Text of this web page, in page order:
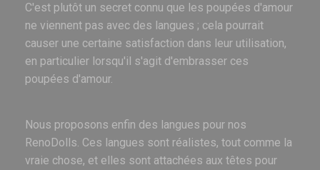
C'est plutôt un secret connu que les poupées d'amour
ne viennent pas avec des langues ; cela pourrait
causer une certaine satisfaction dans leur utilisation,
en particulier lorsqu'il s'agit d'embrasser ces
poupées d'amour.
Nous proposons enfin des langues pour nos
RenoDolls. Ces langues sont réalistes, tout comme la
vraie chose, et elles sont attachées aux têtes pour